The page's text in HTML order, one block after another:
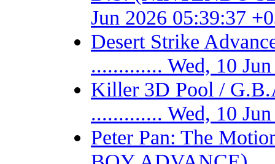
Jun 2026 05:39:37
Desert Strike
............. Wed, 10
Killer 3D Pool /
............. Wed, 10
Peter Pan: The